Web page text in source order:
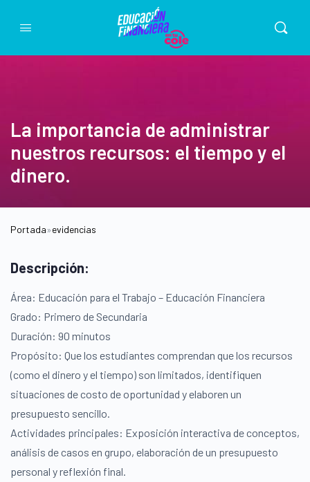
La importancia de administrar
nuestros recursos: el tiempo y el
dinero.
Portada»evidencias
Descripción:
Área: Educación para el Trabajo – Educación Financiera
Grado: Primero de Secundaria
Duración: 90 minutos
Propósito: Que los estudiantes comprendan que los recursos
(como el dinero y el tiempo) son limitados, identifiquen
situaciones de costo de oportunidad y elaboren un
presupuesto sencillo.
Actividades principales: Exposición interactiva de conceptos,
análisis de casos en grupo, elaboración de un presupuesto
personal y reflexión final​.